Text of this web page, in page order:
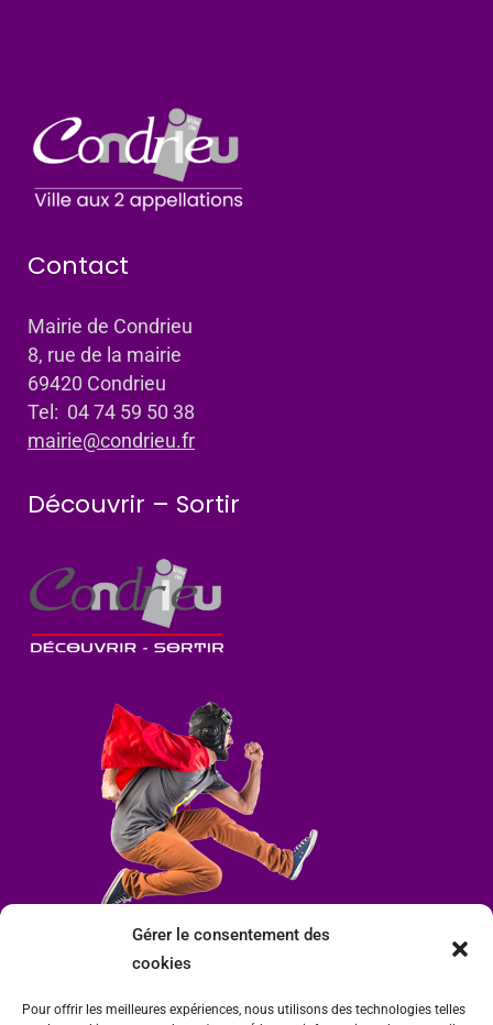
Gérer le consentement des
cookies
Pour offrir les meilleures expériences, nous utilisons des technologies telles
Contact
Mairie de Condrieu
8, rue de la mairie
69420 Condrieu
Tel: 04 74 59 50 38
mairie@condrieu.fr
Découvrir – Sortir